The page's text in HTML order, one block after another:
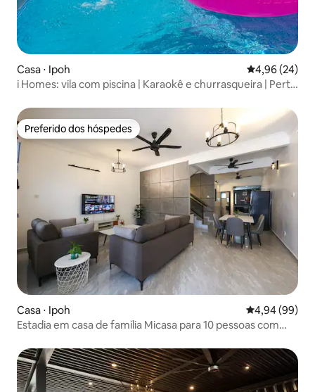
Casa ⋅ Ipoh 4,96 de uma
4,96 (24)
i Homes: vila com piscina | Karaokê e churrasqueira | Perto
Preferido dos hóspedes
Preferido dos hóspedes
Casa ⋅ Ipoh 4,94 de uma
4,94 (99)
Estadia em casa de família Micasa para 10 pessoas com